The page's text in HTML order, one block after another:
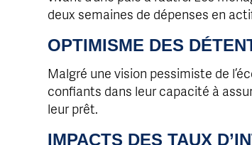
deux semaines de dépenses en
OPTIMISME DES
Malgré une vision pessimiste de
confiants dans leur capacité à
leur prêt.
IMPACTS DES TAUX